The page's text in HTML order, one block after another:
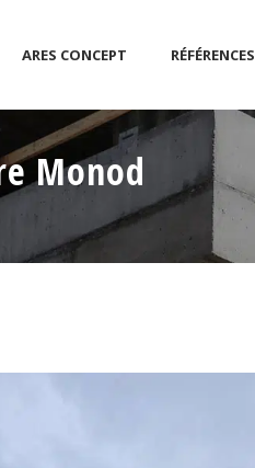
ARES CONCEPT RÉFÉRENCES
BUREAUX TERTIAIRE
SANTÉ
RÉHABILITATION ET
RESTRUCTURATION
Monod